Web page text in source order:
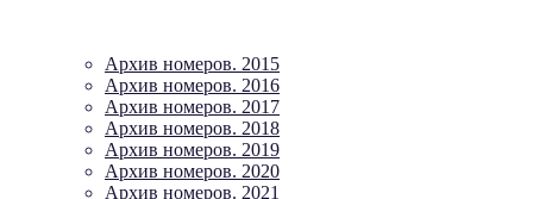
Архив номеров. 2015
Архив номеров. 2016
Архив номеров. 2017
Архив номеров. 2018
Архив номеров. 2019
Архив номеров. 2020
Архив номеров. 2021